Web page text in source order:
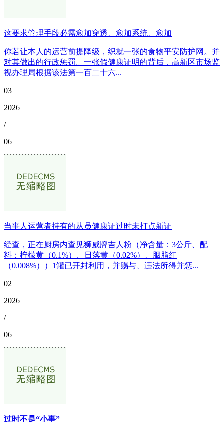
这要求管理手段必需愈加穿透、愈加系统、愈加
你若让本人的运营前提降级，织就一张的食物平安防护网。并
对其做出的行政惩罚。一张假健康证明的背后，高新区市场监
视办理局根据该法第一百二十六...
03
2026
/
06
当事人运营者持有的从员健康证过时未打点新证
经查，正在厨房内查见狮威牌吉人粉（净含量：3公斤、配
料：柠檬黄（0.1%）、日落黄（0.02%）、胭脂红
（0.008%））1罐已开封利用，并赐与、违法所得并惩...
02
2026
/
06
过时不是“小事”